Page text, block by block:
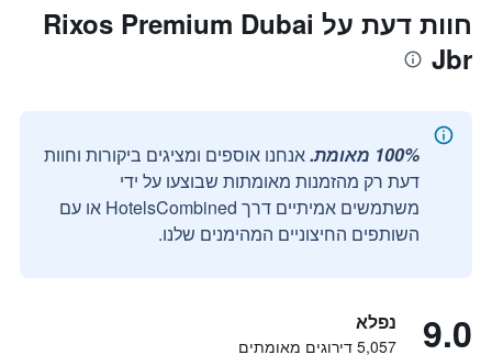
חוות דעת על Rixos Premium Dubai
Jbr
100% מאומת.
אנחנו אוספים ומציגים ביקורות וחוות
דעת רק מהזמנות מאומתות שבוצעו על ידי
משתמשים אמיתיים דרך HotelsCombined או עם
השותפים החיצוניים המהימנים שלנו.
9.0 נפלא
5,057 דירוגים מאומתים